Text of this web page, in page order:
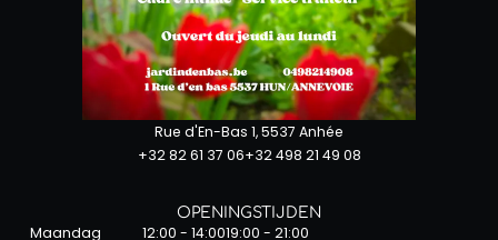
Rue d'En-Bas 1, 5537 Anhée
+32 82 61 37 06+32 498 21 49 08
OPENINGSTIJDEN
Maandag 12:00 - 14:0019:00 - 21:00